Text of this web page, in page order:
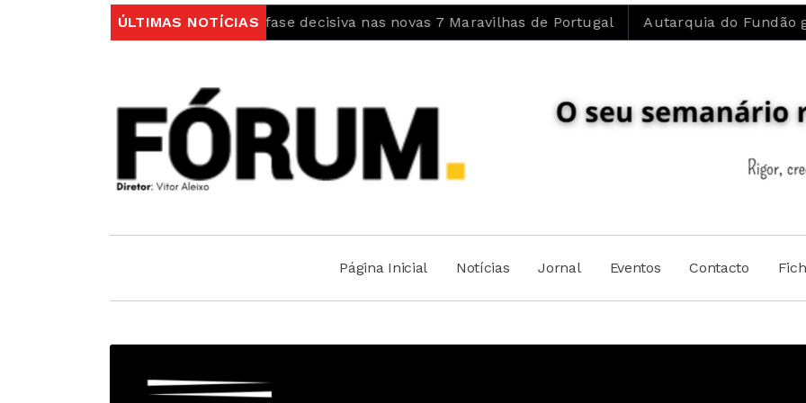
ÚLTIMAS NOTÍCIAS
Cellas entra em fase decisiva nas novas 7 Maravilhas de Portugal Autarquia do Fundão garante que
Página Inicial Notícias Jornal Eventos Contacto